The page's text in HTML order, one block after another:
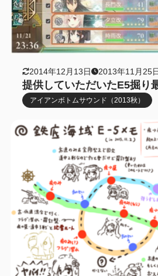
2014年12月13日 2013年11月25
提供していただいたE5掘り
アイアンボトムサウンド（2013秋）